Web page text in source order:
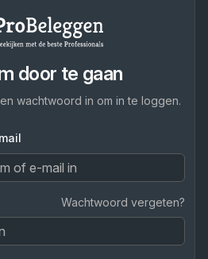
door te gaan
wachtwoord in om in te loggen.
Wachtwoord vergeten?